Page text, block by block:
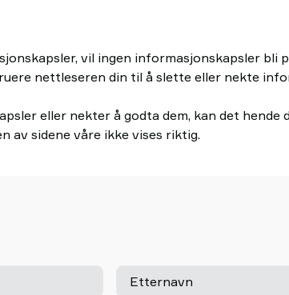
vil ingen informasjonskapsler bli
nettleseren din til å slette eller nekte
eller nekter å godta dem, kan det hende
av sidene våre ikke vises riktig.
Etternavn